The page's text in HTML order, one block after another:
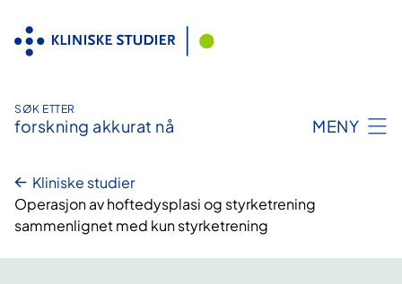
innhold
SØK ETTER
forskning akkurat nå MENY
Kliniske studier
Operasjon av hoftedysplasi og styrketrening
sammenlignet med kun styrketrening